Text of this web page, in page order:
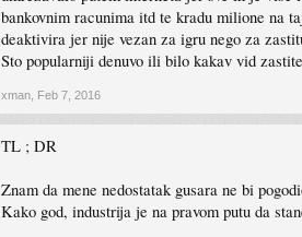
bankovnim racunima itd te kradu milione na
deaktivira jer nije vezan za igru nego za
Sto popularniji denuvo ili bilo kakav vid
xman Feb 7, 2016
TL ; DR
Znam da mene nedostatak gusara ne bi
Kako god, industrija je na pravom putu da